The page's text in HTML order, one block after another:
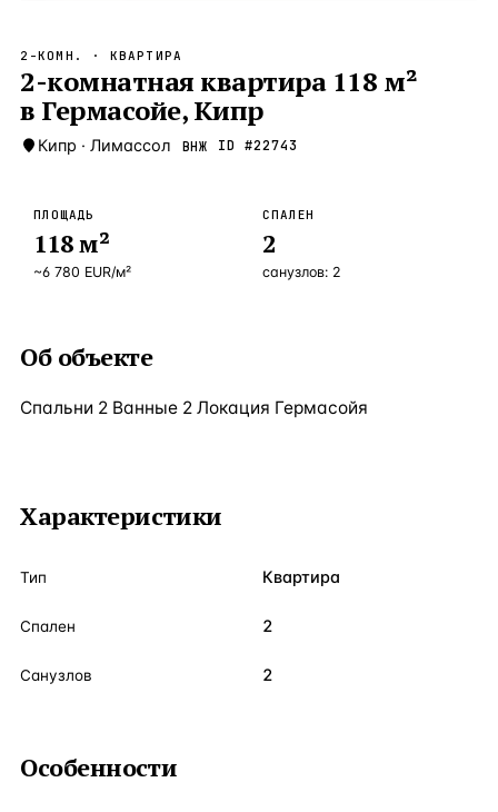
Новороссийск —Локация Россия · 2
Стамбул —Локация
Анталия
ЧАСТО ИЩУТ
Турция
2-КОМН. · КВАРТИРА
2-комнатная квартира 118 м²
в Гермасойе, Кипр
Кипр · Лимассол ВНЖ ID #22743
ПЛОЩАДЬ
118м²
~6 780 EUR/м²
СПАЛЕН
2
санузлов: 2
Об объекте
Спальни 2 Ванные 2 Локация Гермасойя
Характеристики
Тип Квартира
Спален 2
Санузлов 2
Особенности